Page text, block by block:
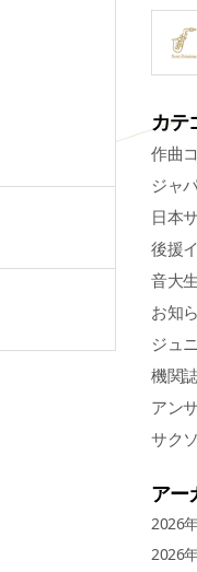
カテ
作曲
ジャ
日本
後援
音大
お知
ジュ
機関
アン
サク
アー
2026
2026